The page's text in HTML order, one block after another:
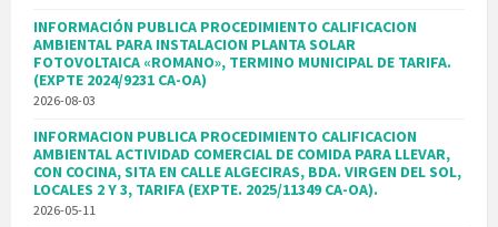
INFORMACIÓN PUBLICA PROCEDIMIENTO CALIFICACION
AMBIENTAL PARA INSTALACION PLANTA SOLAR
FOTOVOLTAICA «ROMANO», TERMINO MUNICIPAL DE TARIFA.
(EXPTE 2024/9231 CA-OA)
2026-08-03
INFORMACION PUBLICA PROCEDIMIENTO CALIFICACION
AMBIENTAL ACTIVIDAD COMERCIAL DE COMIDA PARA LLEVAR,
CON COCINA, SITA EN CALLE ALGECIRAS, BDA. VIRGEN DEL SOL,
LOCALES 2 Y 3, TARIFA (EXPTE. 2025/11349 CA-OA).
2026-05-11